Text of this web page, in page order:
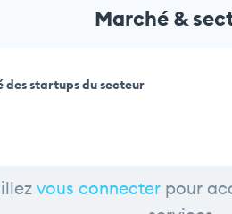
Marché &
des startups du secteur
vous connecter pour